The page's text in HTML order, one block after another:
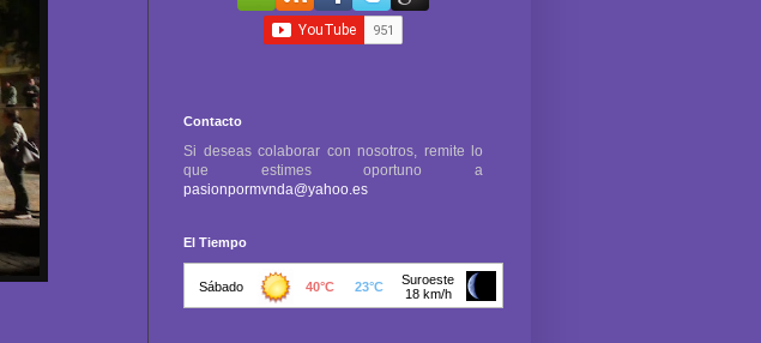
Contacto
Si deseas colaborar con nosotros, remite lo
que estimes oportuno a
pasionpormvnda@yahoo.es
El Tiempo